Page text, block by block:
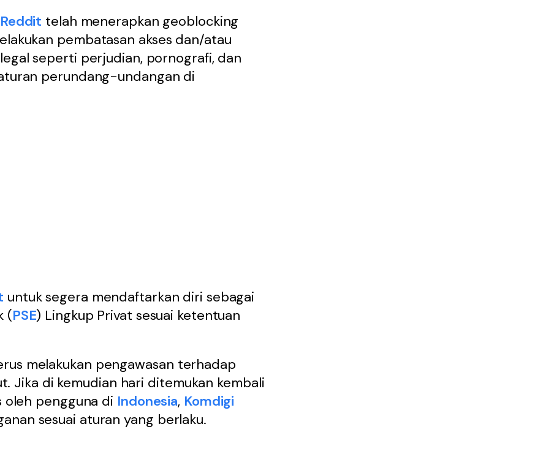
Reddit telah menerapkan geoblocking
pembatasan akses dan/atau
seperti perjudian, pornografi, dan
perundang-undangan di
untuk segera mendaftarkan diri sebagai
(PSE) Lingkup Privat sesuai ketentuan
melakukan pengawasan terhadap
Jika di kemudian hari ditemukan kembali
oleh pengguna di Indonesia, Komdigi
sesuai aturan yang berlaku.